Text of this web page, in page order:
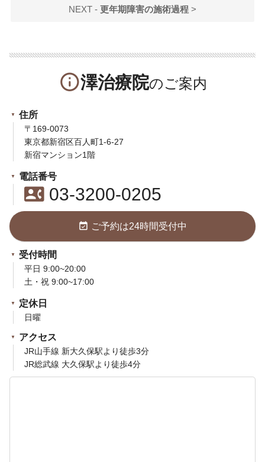
NEXT - 更年期障害の施術過程 >
info_outline澤治療院
住所
〒169-0073
東京都新宿区百人町1-6-27
新宿マンション1階
電話番号
contact_phone03-3200-0205
event_available ご予約は24時間受付中
受付時間
平日 9:00~20:00
土・祝 9:00~17:00
定休日
日曜
アクセス
JR山手線 新大久保駅より徒歩3分
JR総武線 大久保駅より徒歩4分